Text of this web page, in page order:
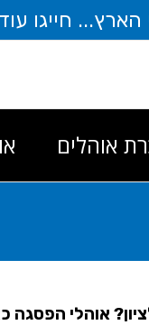
עוד היום: 072-
אוהלים
אוהלי